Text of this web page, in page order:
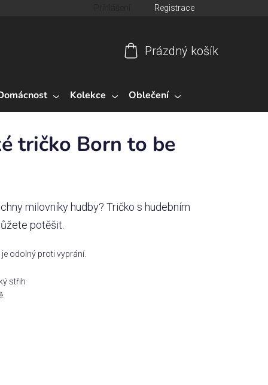
Registrace
košík
Prázdný košík
Kolekce Oblečení
tričko Born to be
milovníky hudby? Tričko s hudebním
potěšit.
odolný proti vyprání.
střih